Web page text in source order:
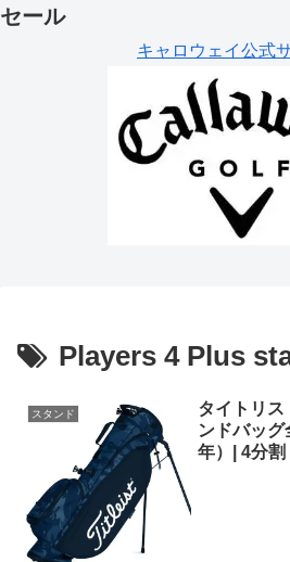
セール
キャロウェイ公式
Players 4 Plus
スタンド
タイトリス
ンドバッ
年）| 4分割